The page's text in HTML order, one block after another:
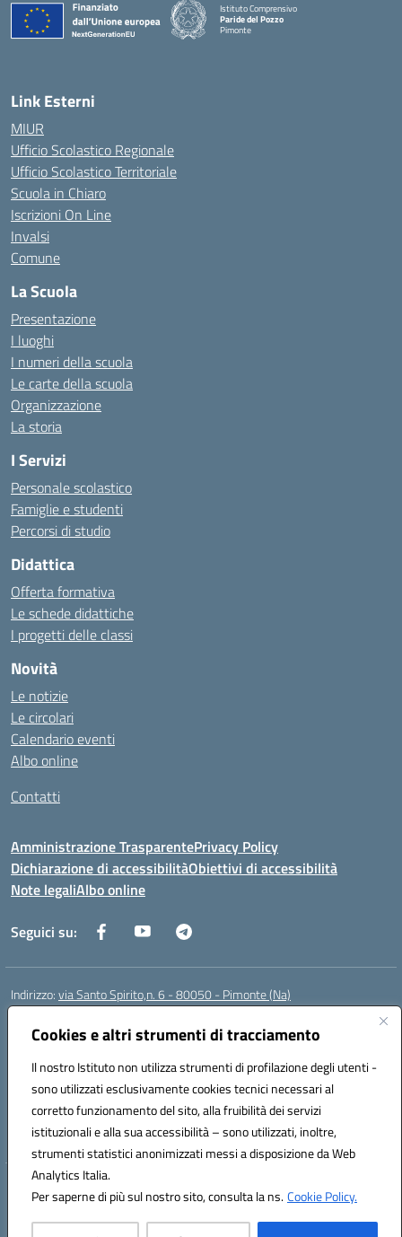
Cookies e altri strumenti di tracciamento
Il nostro Istituto non utilizza strumenti di profilazione degli utenti -
sono utilizzati esclusivamente cookies tecnici necessari al
corretto funzionamento del sito, alla fruibilità dei servizi
istituzionali e alla sua accessibilità – sono utilizzati, inoltre,
strumenti statistici anonimizzati messi a disposizione da Web
Analytics Italia.
Per saperne di più sul nostro sito, consulta la ns.Cookie Policy.
Istituto Comprensivo
Paride del Pozzo
Pimonte
Link Esterni
MIUR
Ufficio Scolastico Regionale
Ufficio Scolastico Territoriale
Scuola in Chiaro
Iscrizioni On Line
Invalsi
Comune
La Scuola
Presentazione
I luoghi
I numeri della scuola
Le carte della scuola
Organizzazione
La storia
I Servizi
Personale scolastico
Famiglie e studenti
Percorsi di studio
Didattica
Offerta formativa
Le schede didattiche
I progetti delle classi
Novità
Le notizie
Le circolari
Calendario eventi
Albo online
Contatti
Amministrazione TrasparentePrivacy Policy
Dichiarazione di accessibilitàObiettivi di accessibilità
Note legaliAlbo online
Seguici su:
Indirizzo:via Santo Spirito,n. 6 - 80050 - Pimonte (Na)
Centralino:
Posta elettronica certificata (PEC):naic86400x@pec.istruzione.it
Codice fiscale: 82008870634
Codice meccanografico:NAIC86400X
Codice Indice delle Pubbliche Amministrazioni (IPA): ISTSC_NAIC86400X
Codice unico di fatturazione (CUF): UF5NKX
Hosting & Powered by 3D Solution S.r.l.
Concept & Design by Designers Italia